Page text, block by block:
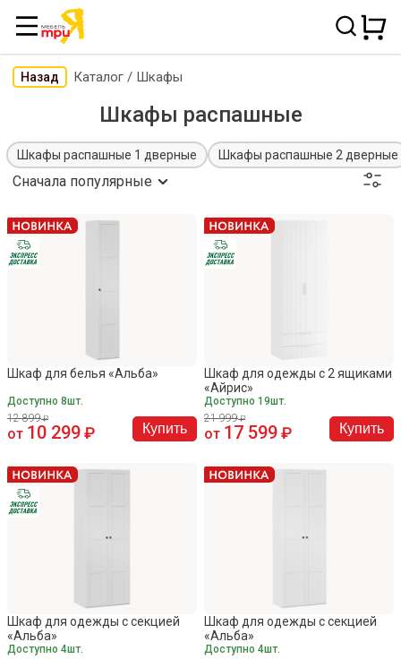
Назад Каталог / Шкафы
Шкафы распашные
Шкафы распашные 1 дверные Шкафы распашные 2 дверные
Сначала популярные
Шкаф для белья «Альба»
Доступно 8шт.
12 899
от 10 299 Купить
Шкаф для одежды с 2 ящиками
«Айрис»
Доступно 19шт.
21 999
от 17 599 Купить
Шкаф для одежды с секцией
«Альба»
Доступно 4шт.
Шкаф для одежды с секцией
«Альба»
Доступно 4шт.